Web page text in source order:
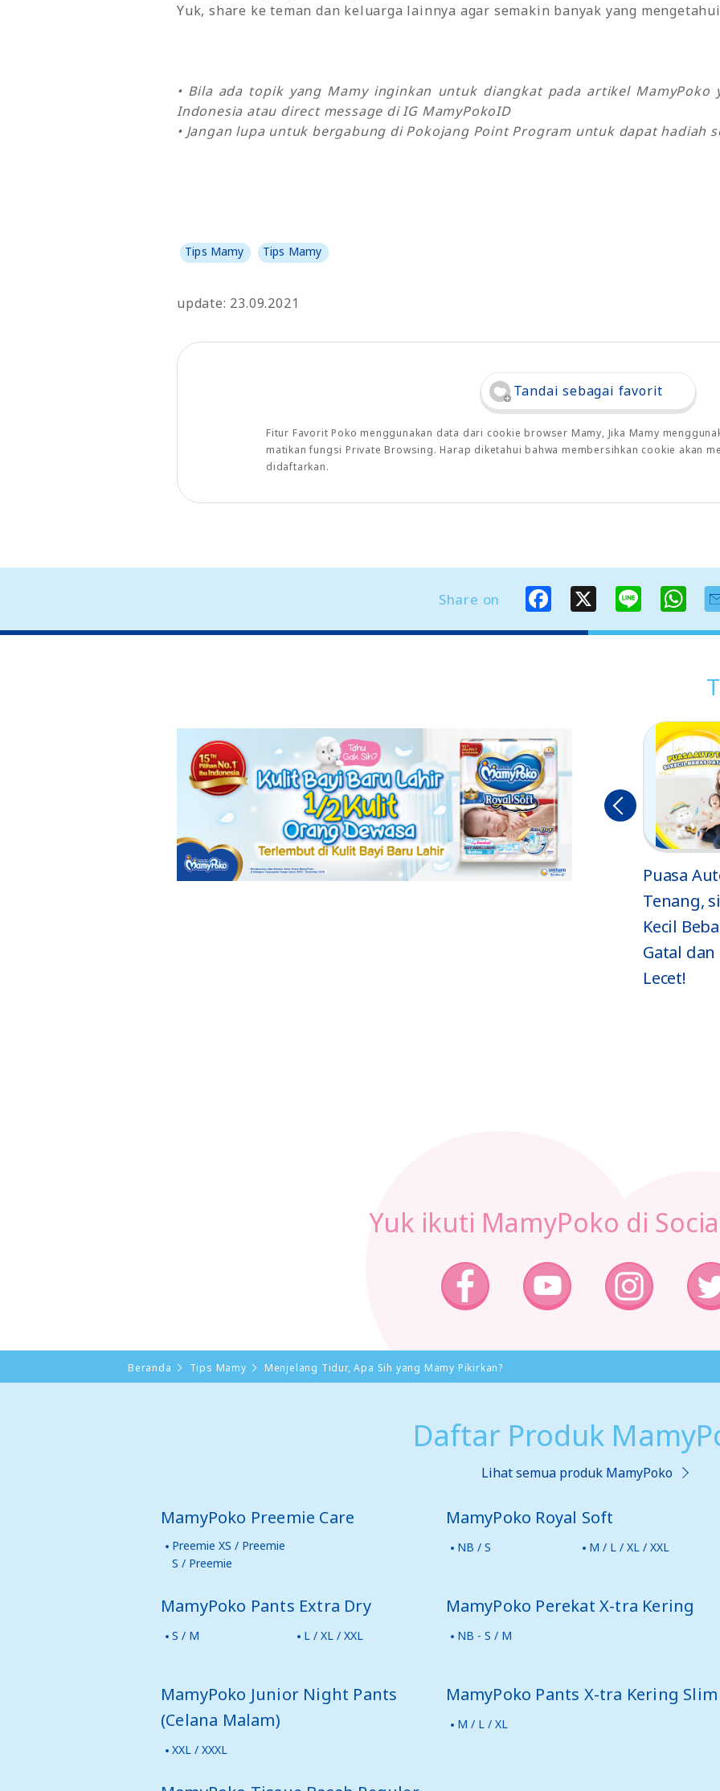
Yuk, share ke teman dan keluarga lainnya agar semakin banyak yang
• Bila ada topik yang Mamy inginkan untuk diangkat pada artikel MamyPoko
Indonesia atau direct message di IG MamyPokoID
• Jangan lupa untuk bergabung di Pokojang Point Program untuk dapat hadiah
Tips Mamy Tips Mamy
update: 23.09.2021
Tandai sebagai favorit
Fitur Favorit Poko menggunakan data dari cookie browser Mamy, Jika Mamy
matikan fungsi Private Browsing. Harap diketahui bahwa membersihkan cookie akan
didaftarkan.
Share on
e e t
50 Nama Bayi
No More
Puasa
Tenang, si
Kecil
Gatal dan
Lecet!
Sebelu
mnya
Yuk ikuti MamyPoko di
Beranda Tips Mamy Menjelang Tidur, Apa Sih yang Mamy Pikirkan?
Daftar Produk
Lihat semua produk MamyPoko
MamyPoko Preemie Care
Preemie XS / Preemie
S / Preemie
MamyPoko Royal Soft
NB / S M / L / XL / XXL
MamyPoko Pants Extra Dry
S / M L / XL / XXL
MamyPoko Perekat X-tra Kering
NB - S / M
MamyPoko Junior Night Pants
(Celana Malam)
XXL / XXXL
MamyPoko Pants X-tra Kering Slim
M / L / XL